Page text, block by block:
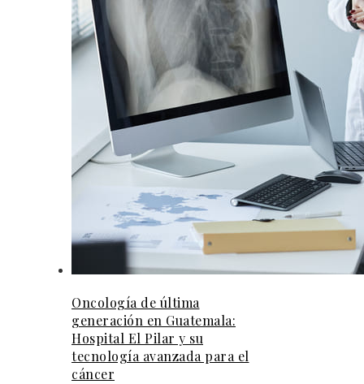
Oncología de última
generación en Guatemala:
Hospital El Pilar y su
tecnología avanzada para el
cáncer